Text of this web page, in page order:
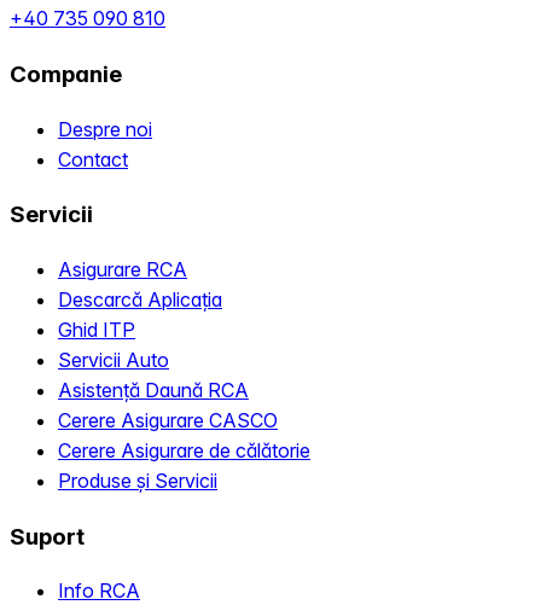
+40 735 090 810
Companie
Despre noi
Contact
Servicii
Asigurare RCA
Descarcă Aplicația
Ghid ITP
Servicii Auto
Asistență Daună RCA
Cerere Asigurare CASCO
Cerere Asigurare de călătorie
Produse și Servicii
Suport
Info RCA